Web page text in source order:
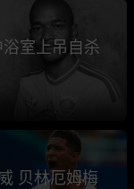
室上吊自杀
贝林厄姆梅